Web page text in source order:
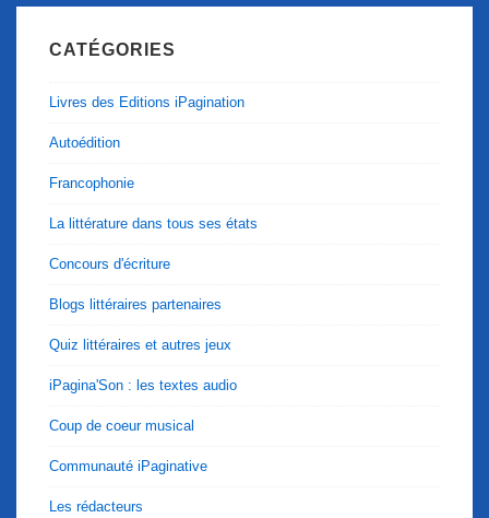
CATÉGORIES
Livres des Editions iPagination
Autoédition
Francophonie
La littérature dans tous ses états
Concours d'écriture
Blogs littéraires partenaires
Quiz littéraires et autres jeux
iPagina'Son : les textes audio
Coup de coeur musical
Communauté iPaginative
Les rédacteurs